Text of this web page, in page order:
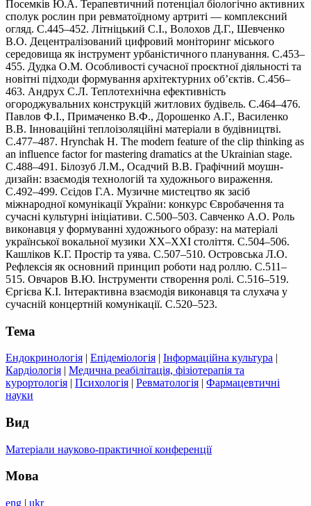
Посемків Ю.А. Терапевтичний потенціал біологічно активних
сполук рослин при ревматоїдному артриті — комплексний
огляд. С.445–452. Літніцький С.І., Волохов Д.Г., Шевченко
В.О. Децентралізований цифровий моніторинг міського
середовища як інструмент урбаністичного планування. С.453–
455. Дудка О.М. Особливості сучасної проєктної діяльності та
новітні підходи формування архітектурних об’єктів. С.456–
463. Андрух С.Л. Теплотехнічна ефективність
огороджувальних конструкцій житлових будівель. С.464–476.
Павлов Ф.І., Примаченко В.Ф., Дорошенко А.Г., Василенко
В.В. Інноваційні теплоізоляційні матеріали в будівництві.
С.477–487. Hrynchak H. The modern feature of the clip thinking as
an influence factor for mastering dramatics at the Ukrainian stage.
С.488–491. Білозуб Л.М., Осадчий В.В. Графічний моушн-
дизайн: взаємодія технологій та художнього вираження.
С.492–499. Сєідов Г.А. Музичне мистецтво як засіб
міжнародної комунікації України: конкурс Євробачення та
сучасні культурні ініціативи. С.500–503. Савченко А.О. Роль
виконавця у формуванні художнього образу: на матеріалі
української вокальної музики XX–XXI століття. С.504–506.
Кашліков К.Г. Простір та уява. С.507–510. Островська Л.О.
Рефлексія як основний принцип роботи над роллю. С.511–
515. Овчаров В.Ю. Інструменти створення ролі. С.516–519.
Єргієва К.І. Інтерактивна взаємодія виконавця та слухача у
сучасній концертній комунікації. С.520–523.
Тема
Ендокринологія | Епідеміологія | Інформаційна культура |
Кардіологія | Медична реабілітація, фізіотерапія та
курортологія | Психологія | Ревматологія | Фармацевтичні
науки
Вид
Матеріали науково-практичної конференції
Мова
eng | ukr